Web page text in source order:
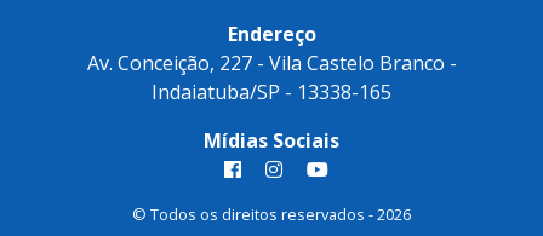
Endereço
Av. Conceição, 227 - Vila Castelo Branco -
Indaiatuba/SP - 13338-165
Mídias Sociais
© Todos os direitos reservados - 2026